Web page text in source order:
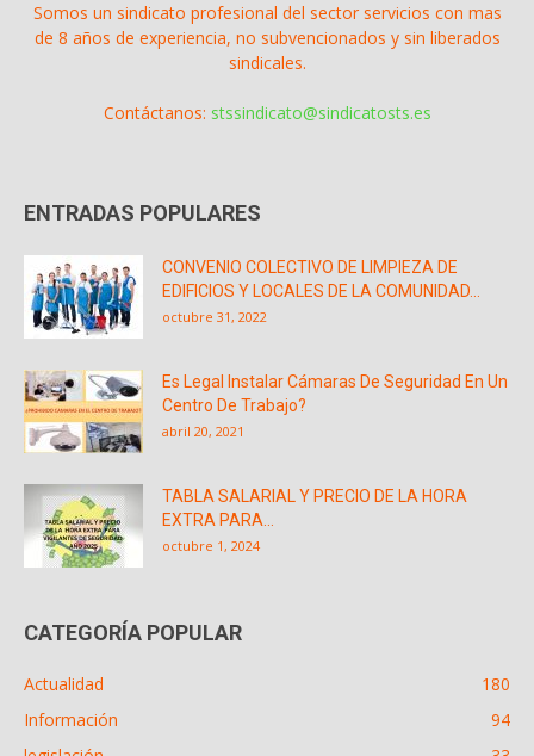
Somos un sindicato profesional del sector servicios con mas
de 8 años de experiencia, no subvencionados y sin liberados
sindicales.
Contáctanos: stssindicato@sindicatosts.es
ENTRADAS POPULARES
CONVENIO COLECTIVO DE LIMPIEZA DE
EDIFICIOS Y LOCALES DE LA COMUNIDAD...
octubre 31, 2022
Es Legal Instalar Cámaras De Seguridad En Un
Centro De Trabajo?
abril 20, 2021
TABLA SALARIAL Y PRECIO DE LA HORA
EXTRA PARA...
octubre 1, 2024
CATEGORÍA POPULAR
Actualidad
180
Información
94